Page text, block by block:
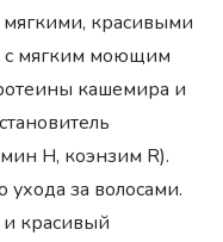
мягкими, красивыми
мягким моющим
кашемира и
Н, коэнзим R).
за волосами.
и красивый